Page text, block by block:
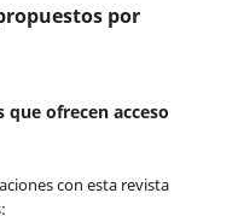
por
ofrecen acceso
con esta revista